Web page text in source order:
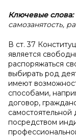
Ключевые слова:
самозанятость,
В ст. 37
является
распоряжаться
выбирать род
имеют
способами,
договор,
самостоятельной
посредством